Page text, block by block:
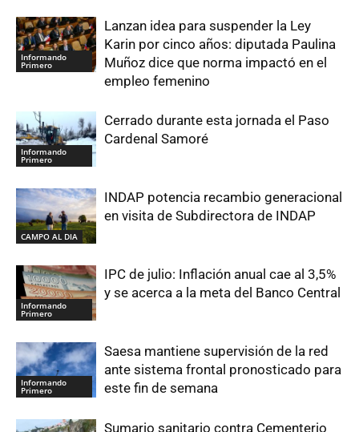
Informando
Primero
Lanzan idea para suspender la Ley
Karin por cinco años: diputada Paulina
Muñoz dice que norma impactó en el
empleo femenino
Informando
Primero
Cerrado durante esta jornada el Paso
Cardenal Samoré
CAMPO AL DIA
INDAP potencia recambio generacional
en visita de Subdirectora de INDAP
Informando
Primero
IPC de julio: Inflación anual cae al 3,5%
y se acerca a la meta del Banco Central
Informando
Primero
Saesa mantiene supervisión de la red
ante sistema frontal pronosticado para
este fin de semana
Sumario sanitario contra Cementerio